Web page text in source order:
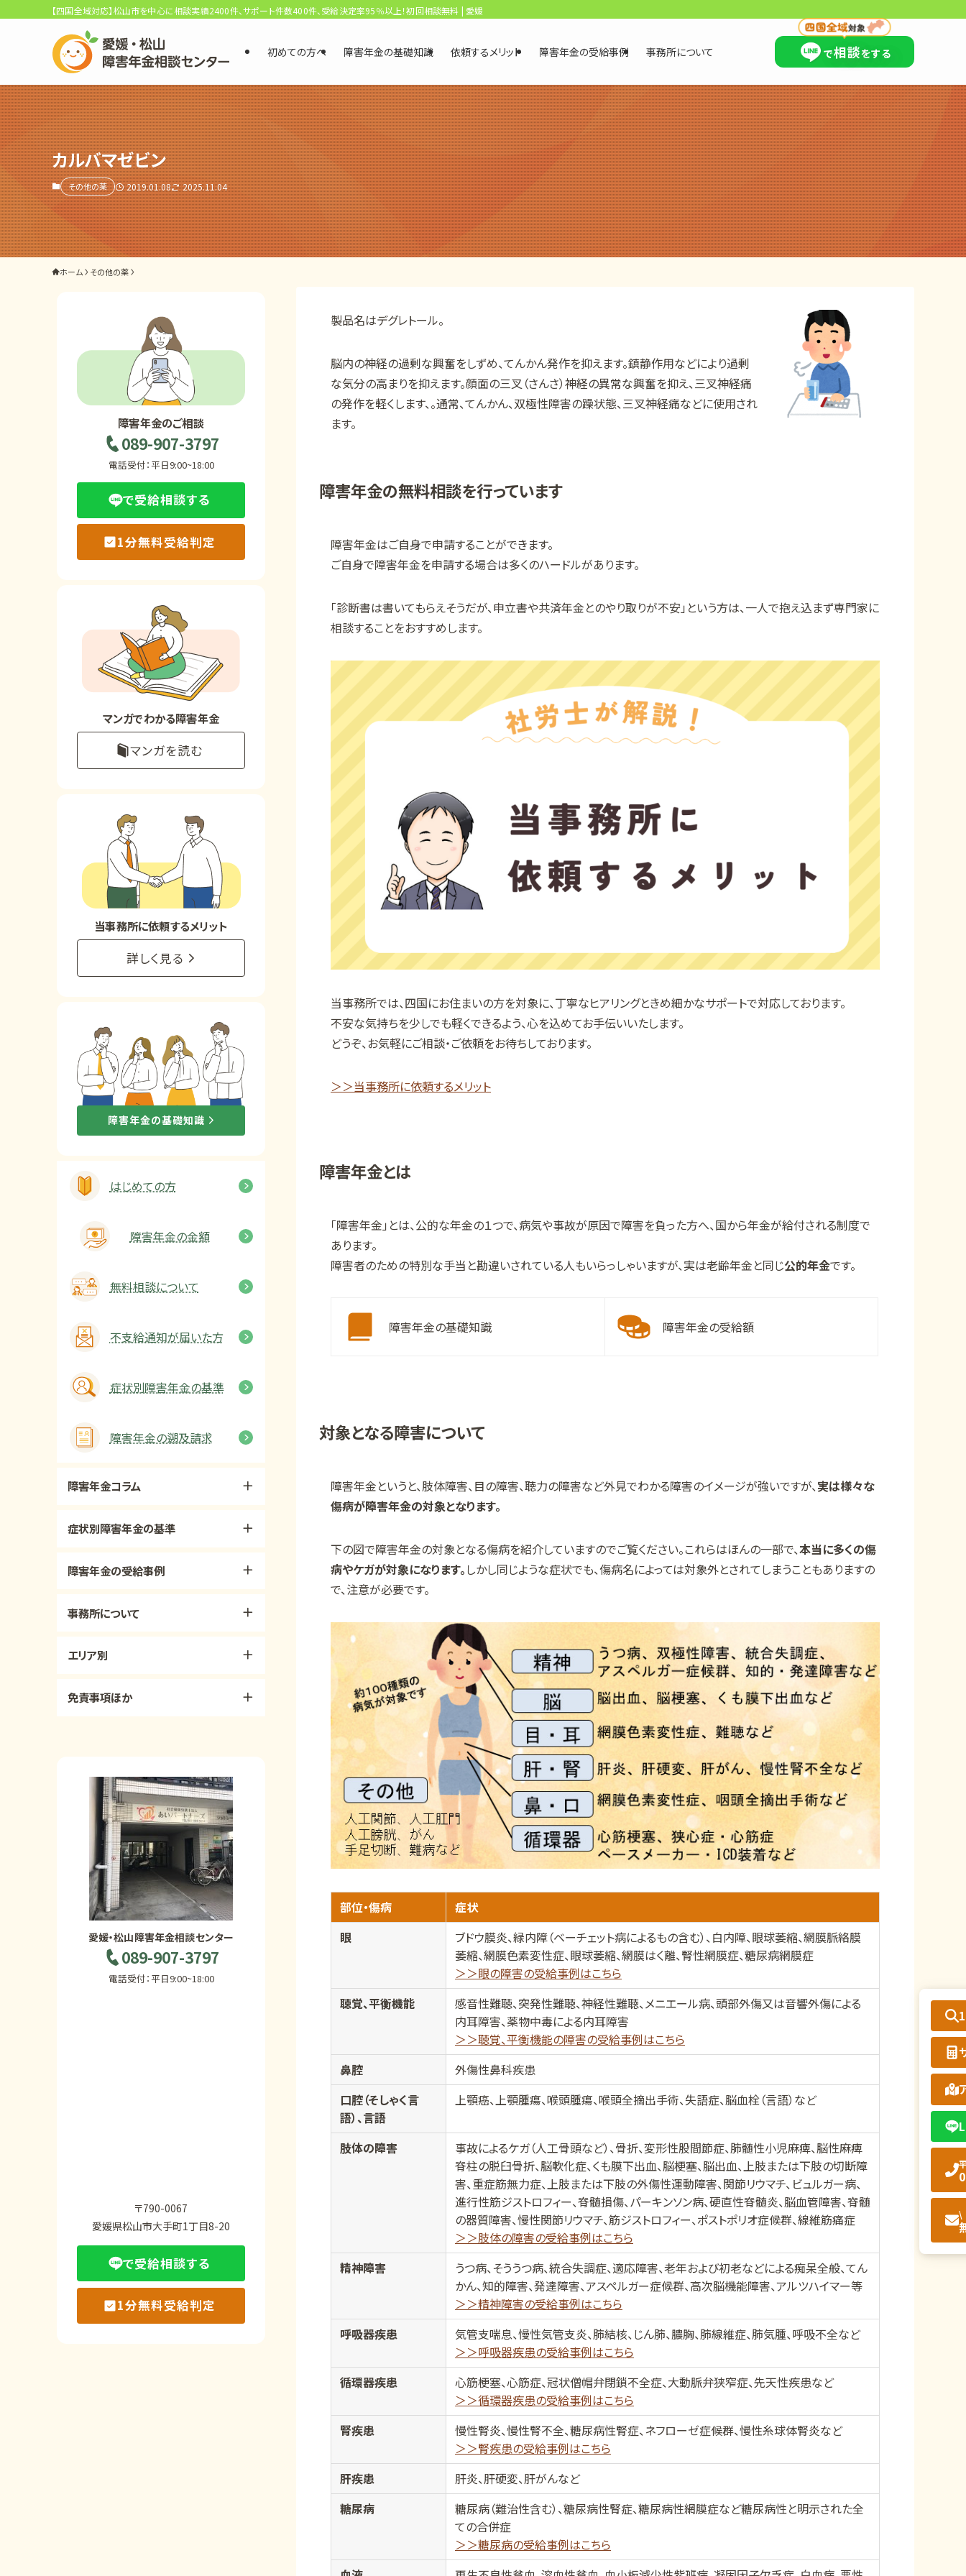
×
選ばれる3つの理由
初回相談料0円・受給後報酬型
サポート料金について
県内 No.1 の豊富な知識と経験
ご相談事例をみる
外出困難でもOK
障害年金の基礎知識
障害年金の金額
Q&A・相談事例
事務所について
お客様からの感謝のお手紙
で受給相談をする
メリット
お電話でのお問い合わせ
089-907-3797
【四国全域対応】松山市を中心に相談実績2400件、サポート件数400件、受給決定率95％以上！初回相談無料 | 愛媛・松山障害年金相談センター
初めての方へ 障害年金の基礎知識 依頼するメリット 障害年金の受給事例 事務所について で相談をする
カルバマゼビン
その他の薬 2019.01.08 2025.11.04
ホーム その他の薬
製品名はデグレトール。
脳内の神経の過剰な興奮をしずめ、てんかん発作を抑えます。鎮静作用などにより過剰
な気分の高まりを抑えます。顔面の三叉（さんさ）神経の異常な興奮を抑え、三叉神経痛
の発作を軽くします、。通常、てんかん、双極性障害の躁状態、三叉神経痛などに使用され
ます。
障害年金の無料相談を行っています
障害年金はご自身で申請することができます。
ご自身で障害年金を申請する場合は多くのハードルがあります。
「診断書は書いてもらえそうだが、申立書や共済年金とのやり取りが不安」という方は、一人で抱え込まず専門家に
相談することをおすすめします。
当事務所では、四国にお住まいの方を対象に、丁寧なヒアリングときめ細かなサポートで対応しております。
不安な気持ちを少しでも軽くできるよう、心を込めてお手伝いいたします。
どうぞ、お気軽にご相談・ご依頼をお待ちしております。
＞＞当事務所に依頼するメリット
障害年金とは
「障害年金」とは、公的な年金の１つで、病気や事故が原因で障害を負った方へ、国から年金が給付される制度で
あります。
障害者のための特別な手当と勘違いされている人もいらっしゃいますが、実は老齢年金と同じ公的年金です。
障害年金の基礎知識 障害年金の受給額
対象となる障害について
障害年金というと、肢体障害、目の障害、聴力の障害など外見でわかる障害のイメージが強いですが、実は様々な
傷病が障害年金の対象となります。
下の図で障害年金の対象となる傷病を紹介していますのでご覧ください。これらはほんの一部で、本当に多くの傷
病やケガが対象になります。しかし同じような症状でも、傷病名によっては対象外とされてしまうこともありますの
で、注意が必要です。
部位・傷病
症状
眼
ブドウ膜炎、緑内障（ベーチェット病によるもの含む）、白内障、眼球萎縮、網膜脈絡膜
萎縮、網膜色素変性症、眼球萎縮、網膜はく離、腎性網膜症、糖尿病網膜症
＞＞眼の障害の受給事例はこちら
聴覚、平衡機能
感音性難聴、突発性難聴、神経性難聴、メニエール病、頭部外傷又は音響外傷による
内耳障害、薬物中毒による内耳障害
＞＞聴覚、平衡機能の障害の受給事例はこちら
鼻腔
外傷性鼻科疾患
口腔（そしゃく言
語）、言語
上顎癌、上顎腫瘍、喉頭腫瘍、喉頭全摘出手術、失語症、脳血栓（言語）など
肢体の障害
事故によるケガ（人工骨頭など）、骨折、変形性股間節症、肺髄性小児麻痺、脳性麻痺
脊柱の脱臼骨折、脳軟化症、くも膜下出血、脳梗塞、脳出血、上肢または下肢の切断障
害、重症筋無力症、上肢または下肢の外傷性運動障害、関節リウマチ、ビュルガー病、
進行性筋ジストロフィー、脊髄損傷、パーキンソン病、硬直性脊髄炎、脳血管障害、脊髄
の器質障害、慢性関節リウマチ、筋ジストロフィー、ポストポリオ症候群、線維筋痛症
＞＞肢体の障害の受給事例はこちら
精神障害
うつ病、そううつ病、統合失調症、適応障害、老年および初老などによる痴呆全般、てん
かん、知的障害、発達障害、アスペルガー症候群、高次脳機能障害、アルツハイマー等
＞＞精神障害の受給事例はこちら
呼吸器疾患
気管支喘息、慢性気管支炎、肺結核、じん肺、膿胸、肺線維症、肺気腫、呼吸不全など
＞＞呼吸器疾患の受給事例はこちら
循環器疾患
心筋梗塞、心筋症、冠状僧帽弁閉鎖不全症、大動脈弁狭窄症、先天性疾患など
＞＞循環器疾患の受給事例はこちら
腎疾患
慢性腎炎、慢性腎不全、糖尿病性腎症、ネフローゼ症候群、慢性糸球体腎炎など
＞＞腎疾患の受給事例はこちら
肝疾患
肝炎、肝硬変、肝がんなど
糖尿病
糖尿病（難治性含む）、糖尿病性腎症、糖尿病性網膜症など糖尿病性と明示された全
ての合併症
＞＞糖尿病の受給事例はこちら
障害年金のご相談
089-907-3797
電話受付：平日9:00~18:00
で受給相談する
1分無料受給判定
マンガでわかる障害年金
マンガを読む
当事務所に依頼するメリット
詳しく見る
障害年金の基礎知識
はじめての方
障害年金の金額
無料相談について
不支給通知が届いた方
症状別障害年金の基準
障害年金の遡及請求
障害年金コラム
症状別障害年金の基準
障害年金の受給事例
事務所について
エリア別
免責事項ほか
愛媛・松山障害年金相談センター
089-907-3797
電話受付：平日9:00~18:00
〒790-0067
愛媛県松山市大手町1丁目8-20
で受給相談する
1分無料受給判定
\